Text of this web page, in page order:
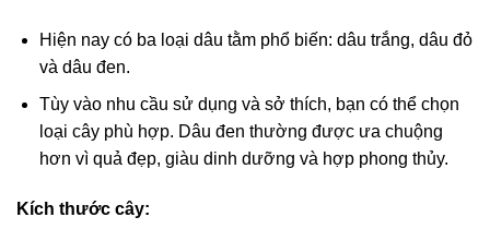
Hiện nay có ba loại dâu tằm phổ biến: dâu trắng, dâu đỏ
và dâu đen.
Tùy vào nhu cầu sử dụng và sở thích, bạn có thể chọn
loại cây phù hợp. Dâu đen thường được ưa chuộng
hơn vì quả đẹp, giàu dinh dưỡng và hợp phong thủy.
Kích thước cây: